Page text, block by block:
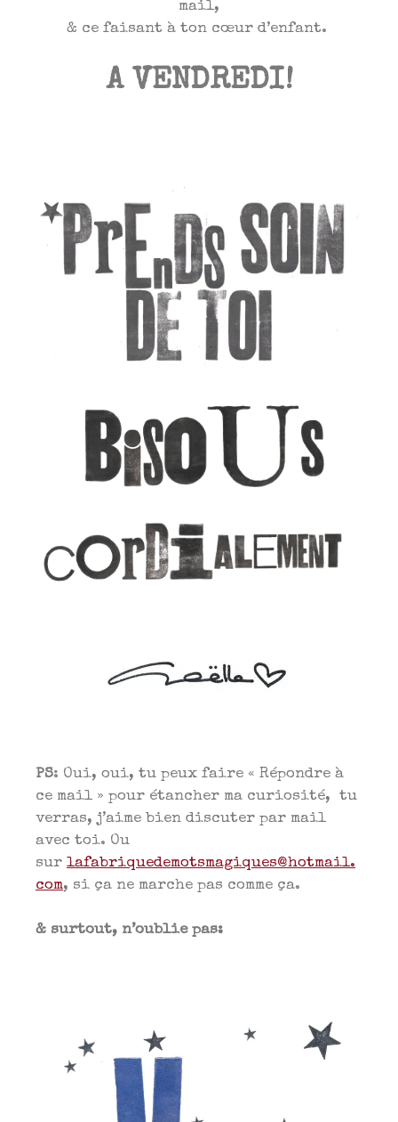
mail,
& ce faisant à ton cœur d’enfant.
A VENDREDI!
PS: Oui, oui, tu peux faire « Répondre à
ce mail » pour étancher ma curiosité, tu
verras, j’aime bien discuter par mail
avec toi. Ou
sur lafabriquedemotsmagiques@hotmail.
com, si ça ne marche pas comme ça.
& surtout, n’oublie pas: